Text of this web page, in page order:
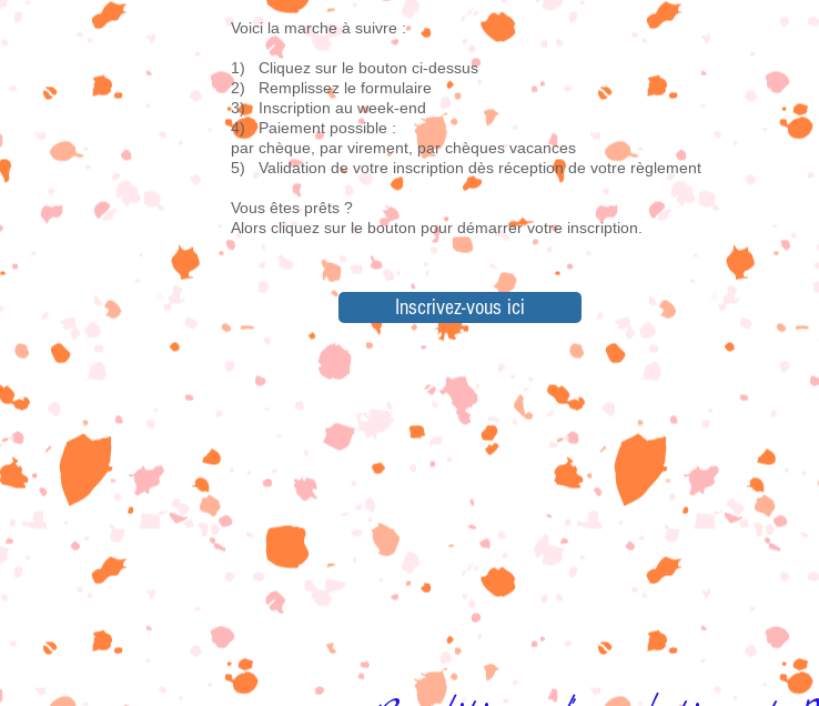
Voici la marche à suivre :
1) Cliquez sur le bouton ci-dessus
2) Remplissez le formulaire
3) Inscription au week-end
4) Paiement possible :
par chèque, par virement, par chèques vacances
5) Validation de votre inscription dès réception de votre règlement
Vous êtes prêts ?
Alors cliquez sur le bouton pour démarrer votre inscription.
Inscrivez-vous ici